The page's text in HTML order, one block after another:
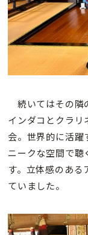
続いてはその隣
インダコとクラ
会。世界的に活躍
ニークな空間で聴
す。立体感のある
ていました。